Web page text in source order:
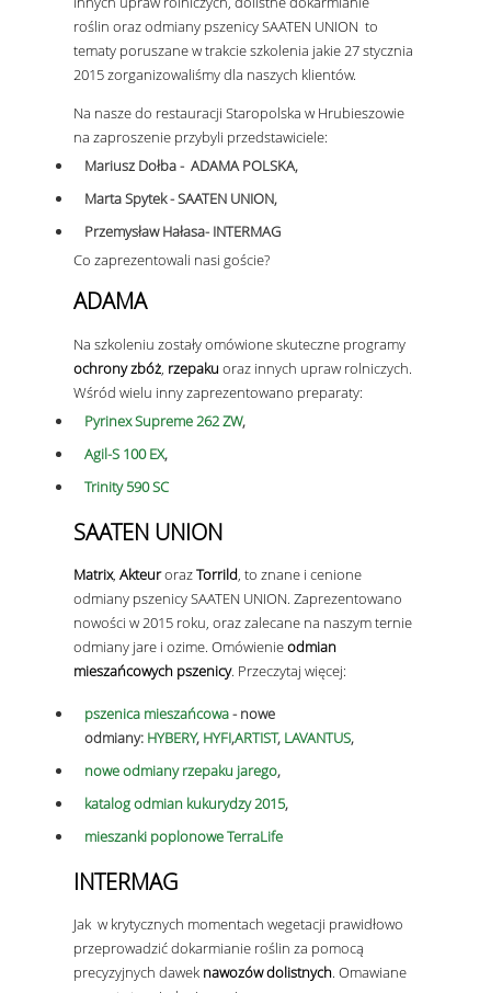
roślin oraz odmiany pszenicy SAATEN UNION to
tematy poruszane w trakcie szkolenia jakie 27 stycznia
2015 zorganizowaliśmy dla naszych klientów.
Na nasze do restauracji Staropolska w Hrubieszowie
na zaproszenie przybyli przedstawiciele:
Mariusz Dołba -ADAMAPOLSKA,
Marta Spytek -SAATEN UNION,
Przemysław Hałasa- INTERMAG
Co zaprezentowali nasi goście?
ADAMA
Na szkoleniu zostały omówione skuteczne programy
ochrony zbóż rzepaku oraz innych upraw rolniczych.
Wśród wielu inny zaprezentowano preparaty:
Pyrinex Supreme 262 ZW,
Agil-S 100 EX,
Trinity 590 SC
SAATEN UNION
Matrix,AkteurorazTorrild, to znane i cenione
odmiany pszenicy SAATEN UNION. Zaprezentowano
nowości w 2015 roku, oraz zalecane na naszym ternie
odmiany jare i ozime. Omówienieodmian
mieszańcowych pszenicy. Przeczytaj więcej:
pszenica mieszańcowa- nowe
odmiany: HYBERY, HYFI,ARTIST, LAVANTUS,
nowe odmiany rzepaku jarego,
katalog odmian kukurydzy 2015,
mieszanki poplonowe TerraLife
INTERMAG
Jak w krytycznych momentach wegetacji prawidłowo
przeprowadzić dokarmianie roślin za pomocą
precyzyjnych dawek nawozów dolistnych. Omawiane